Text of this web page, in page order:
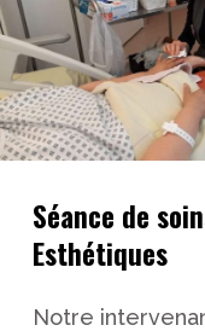
Séance de
Esthétiques
Notre